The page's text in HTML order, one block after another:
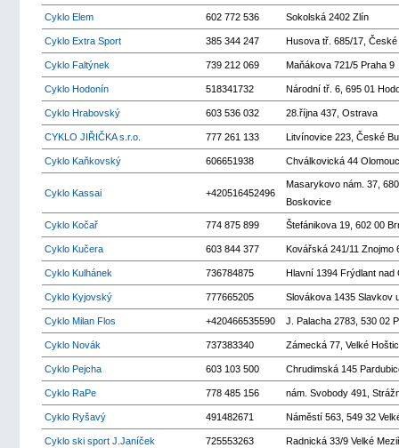
Cyklo Elem 602 772 536 Sokolská 2402 Zlín
Cyklo Extra Sport 385 344 247 Husova tř. 685/17, České
Cyklo Faltýnek 739 212 069 Maňákova 721/5 Praha 9
Cyklo Hodonín 518341732 Národní tř. 6, 695 01
Cyklo Hrabovský 603 536 032 28.října 437, Ostrava
CYKLO JIŘIČKA s.r.o. 777 261 133 Litvínovice 223, České
Cyklo Kaňkovský 606651938 Chválkovická 44
Cyklo Kassai +420516452496
Masarykovo nám. 37,
Boskovice
Cyklo Kočař 774 875 899 Štefánikova 19, 602 00
Cyklo Kučera 603 844 377 Kovářská 241/11 Znojmo
Cyklo Kulhánek 736784875 Hlavní 1394 Frýdlant nad
Cyklo Kyjovský 777665205 Slovákova 1435 Slavkov
Cyklo Milan Flos +420466535590 J. Palacha 2783, 530 02
Cyklo Novák 737383340 Zámecká 77, Velké
Cyklo Pejcha 603 103 500 Chrudimská 145
Cyklo RaPe 778 485 156 nám. Svobody 491,
Cyklo Ryšavý 491482671 Náměstí 563, 549 32
Cyklo ski sport J.Janíček 725553263 Radnická 33/9 Velké